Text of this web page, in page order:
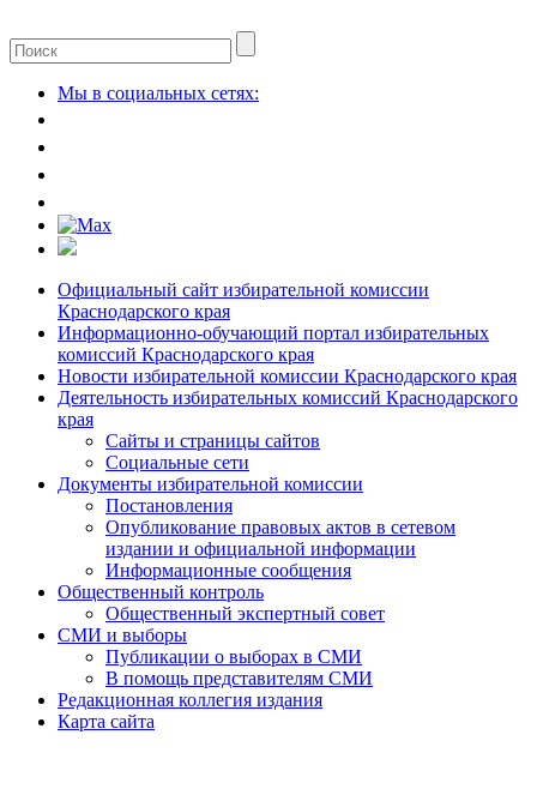
Мы в социальных сетях:
Официальный сайт избирательной комиссии
Краснодарского края
Информационно-обучающий портал избирательных
комиссий Краснодарского края
Новости избирательной комиссии Краснодарского края
Деятельность избирательных комиссий Краснодарского
края
Сайты и страницы сайтов
Социальные сети
Документы избирательной комиссии
Постановления
Опубликование правовых актов в сетевом
издании и официальной информации
Информационные сообщения
Общественный контроль
Общественный экспертный совет
СМИ и выборы
Публикации о выборах в СМИ
В помощь представителям СМИ
Редакционная коллегия издания
Карта сайта